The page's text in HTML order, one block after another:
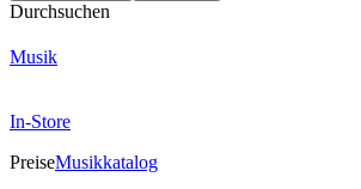
Durchsuchen
Musik
In-Store
PreiseMusikkatalog